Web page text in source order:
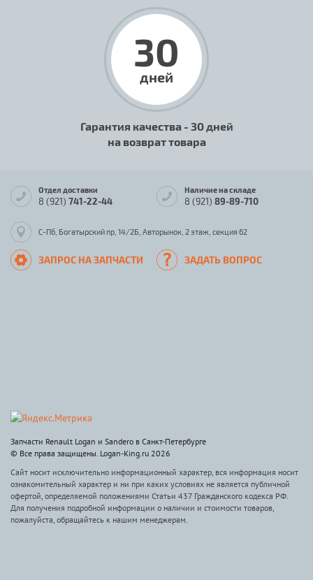
30
дней
Гарантия качества - 30 дней
на возврат товара
Отдел доставки
8 (921) 741-22-44
Наличие на складе
8 (921) 89-89-710
С-Пб, Богатырский пр, 14/2Б, Авторынок, 2 этаж, секция 62
ЗАПРОС НА ЗАПЧАСТИ ЗАДАТЬ ВОПРОС
Запчасти Renault Logan и Sandero в Санкт-Петербурге
© Все права защищены. Logan-King.ru 2026
Сайт носит исключительно информационный характер, вся информация носит
ознакомительный характер и ни при каких условиях не является публичной
офертой, определяемой положениями Статьи 437 Гражданского кодекса РФ.
Для получения подробной информации о наличии и стоимости товаров,
пожалуйста, обращайтесь к нашим менеджерам.